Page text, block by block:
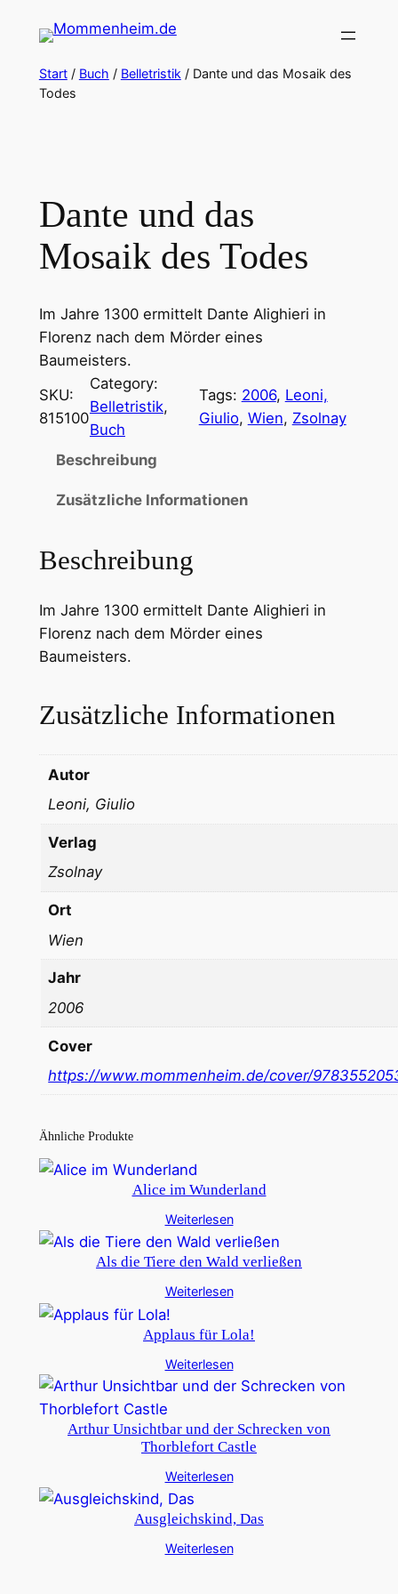
Inhalt
springen
Start/ Buch / Belletristik / Dante und das Mosaik des
Todes
Dante und das
Mosaik des Todes
Im Jahre 1300 ermittelt Dante Alighieri in
Florenz nach dem Mörder eines
Baumeisters.
SKU:
815100
Category:
Belletristik
Buch
Tags: 2006, Leoni,
Giulio, Wien, Zsolnay
Beschreibung
Zusätzliche Informationen
Beschreibung
Im Jahre 1300 ermittelt Dante Alighieri in
Florenz nach dem Mörder eines
Baumeisters.
Zusätzliche Informationen
Autor
Leoni, Giulio
Verlag
Zsolnay
Ort
Wien
Jahr
2006
Cover
https://www.mommenheim.de/cover/
Ähnliche Produkte
Alice im Wunderland
Weiterlesen
Als die Tiere den Wald verließen
Weiterlesen
Applaus für Lola!
Weiterlesen
Arthur Unsichtbar und der Schrecken von
Thorblefort Castle
Weiterlesen
Ausgleichskind, Das
Weiterlesen